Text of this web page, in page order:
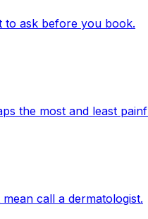
to ask before you book.
the most and least
call a dermatologist.